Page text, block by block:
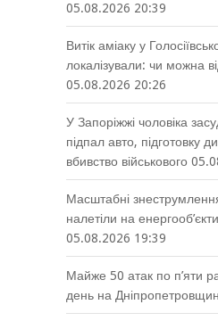
05.08.2026 20:39
Витік аміаку у
локалізували: чи можна
05.08.2026 20:26
У Запоріжжі чоловіка
підпал авто, підготовку
вбивство військового
Масштабні
налетіли на
05.08.2026 19:39
Майже 50 атак по п’яти
день на